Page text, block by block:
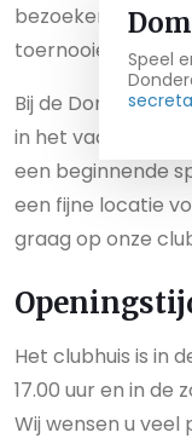
Speel
bezoekers. Van
toernooien, er is
Bij de
in het vaandel. Of
een beginnende
een fijne locatie
graag op onze
Het clubhuis is in
17.00 uur en in de
Wij wensen u veel